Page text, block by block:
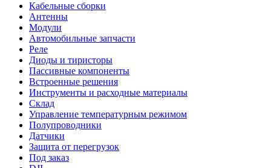
Кабельные сборки
Антенны
Модули
Автомобильные запчасти
Реле
Диоды и тиристоры
Пассивные компоненты
Встроенные решения
Инструменты и расходные материалы
Склад
Управление температурным режимом
Полупроводники
Датчики
Защита от перегрузок
Под заказ